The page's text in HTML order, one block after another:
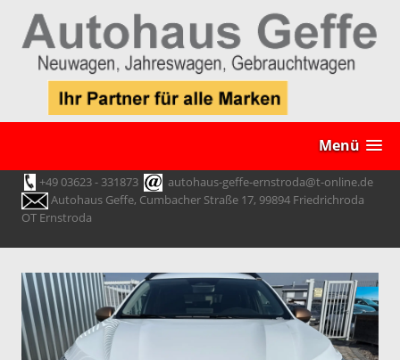
Menü
+49 03623 - 331873
autohaus-geffe-ernstroda@t-online.de
Autohaus Geffe, Cumbacher Straße 17, 99894 Friedrichroda
OT Ernstroda